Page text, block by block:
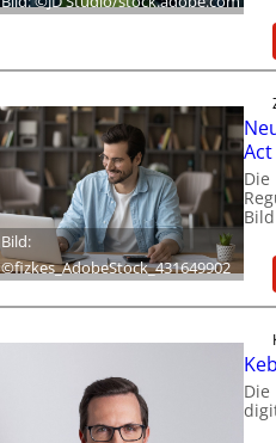
Bild:
©fizkes_AdobeStock_431649902
Act
Die